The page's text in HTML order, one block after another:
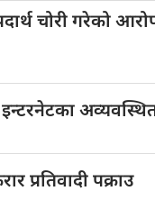
चोरी गरेको
प्रतिवादी पक्राउ